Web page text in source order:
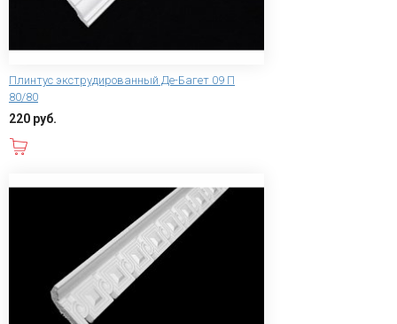
Плинтус экструдированный Де-Багет 09 П
80/80
220 руб.